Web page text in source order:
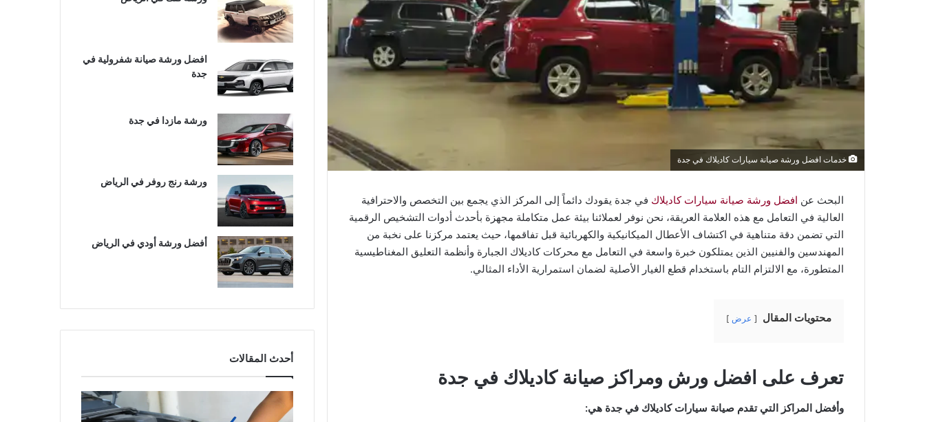
خدمات افضل ورشة صيانة سيارات كاديلاك في جدة
البحث عن افضل ورشة صيانة سيارات كاديلاك في جدة يقودك دائماً إلى المركز الذي يجمع بين التخصص والاحترافية
العالية في التعامل مع هذه العلامة العريقة، نحن نوفر لعملائنا بيئة عمل متكاملة مجهزة بأحدث أدوات التشخيص الرقمية
التي تضمن دقة متناهية في اكتشاف الأعطال الميكانيكية والكهربائية قبل تفاقمها، حيث يعتمد مركزنا على نخبة من
المهندسين والفنيين الذين يمتلكون خبرة واسعة في التعامل مع محركات كاديلاك الجبارة وأنظمة التعليق المغناطيسية
المتطورة، مع الالتزام التام باستخدام قطع الغيار الأصلية لضمان استمرارية الأداء المثالي.
محتويات المقال عرض
تعرف على افضل ورش ومراكز صيانة كاديلاك في جدة
وأفضل المراكز التي تقدم صيانة سيارات كاديلاك في جدة هي:
افضل ورشة صيانة شفرولية في
جدة
ورشة مازدا في جدة
ورشة رنج روفر في الرياض
أفضل ورشة أودي في الرياض
أحدث المقالات